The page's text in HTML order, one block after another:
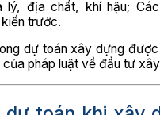
lý, địa chất, khí hậu;
trước.
dự toán xây dựng
pháp luật về đầu tư